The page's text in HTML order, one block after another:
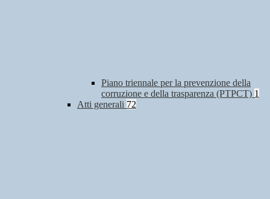
Piano triennale per la prevenzione della
corruzione e della trasparenza (PTPCT) 1
Atti generali 72